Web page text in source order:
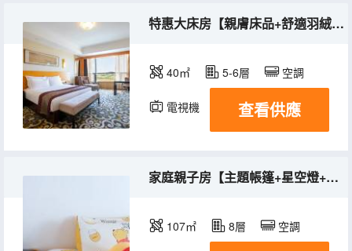
特惠大床房【親膚床品+舒適羽絨枕+城市意境】
40㎡ 5-6層 空調
電視機 查看供應
家庭親子房【主題帳篷+星空燈+兒童牙具】
107㎡ 8層 空調